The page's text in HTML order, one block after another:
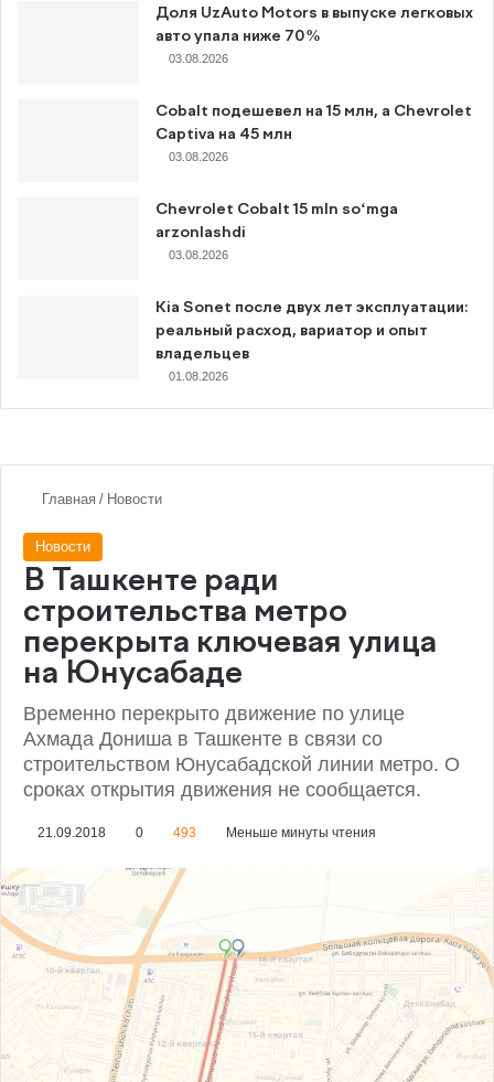
Доля UzAuto Motors в выпуске легковых
авто упала ниже 70%
03.08.2026
Cobalt подешевел на 15 млн, а Chevrolet
Captiva на 45 млн
03.08.2026
Chevrolet Cobalt 15 mln so‘mga
arzonlashdi
03.08.2026
Kia Sonet после двух лет эксплуатации:
реальный расход, вариатор и опыт
владельцев
01.08.2026